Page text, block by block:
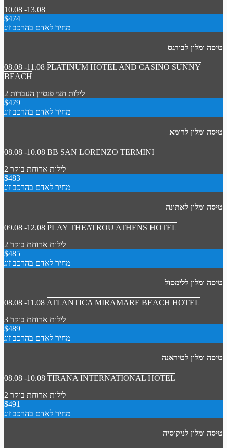
10.08 -13.08
$474
מחיר לאדם בהרכב זוג
טיסה ומלון לבורגס
08.08 -11.08 PLATINUM HOTEL AND CASINO SUNNY
BEACH
2 לילות חצי פנסיון העברות
$479
מחיר לאדם בהרכב זוג
טיסה ומלון לרומא
08.08 -10.08 BB SAN LORENZO TERMINI
2 לילות ארוחת בוקר
$483
מחיר לאדם בהרכב זוג
טיסה ומלון לאתונה
09.08 -12.08 PLAY THEATROU ATHENS HOTEL
2 לילות ארוחת בוקר
$485
מחיר לאדם בהרכב זוג
טיסה ומלון ללימסול
08.08 -11.08 ATLANTICA MIRAMARE BEACH HOTEL
3 לילות ארוחת בוקר
$489
מחיר לאדם בהרכב זוג
טיסה ומלון לטיראנה
08.08 -10.08 TIRANA INTERNATIONAL HOTEL
2 לילות ארוחת בוקר
$491
מחיר לאדם בהרכב זוג
טיסה ומלון לניקוסיה